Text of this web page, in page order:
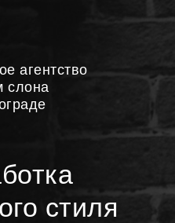
стиля
агентство
слона